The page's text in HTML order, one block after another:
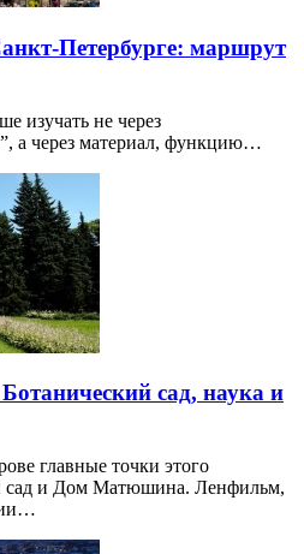
Петербурге: маршрут
изучать не через
а через материал, функцию…
сад, наука и
главные точки этого
сад и Дом Матюшина. Ленфильм,